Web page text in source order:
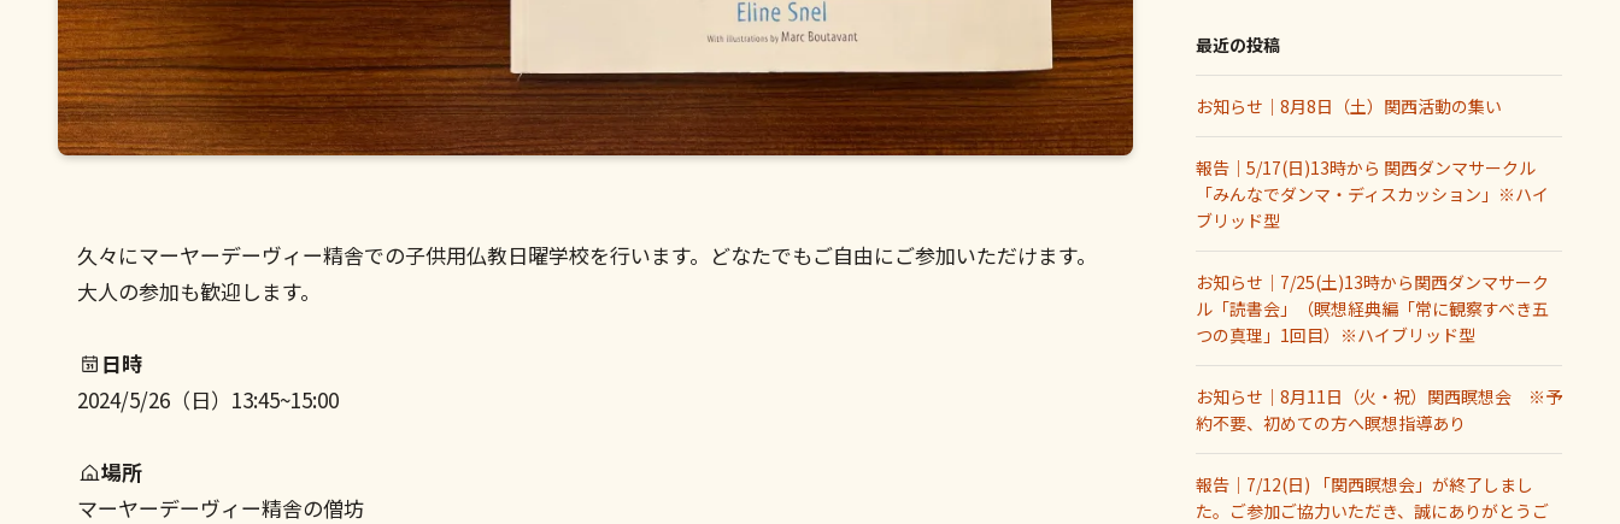
久々にマーヤーデーヴィー精舎での子供用仏教日曜学校を行います。どなたでもご自由にご参加いただけます。
大人の参加も歓迎します。
日時
2024/5/26（日）13:45~15:00
場所
マーヤーデーヴィー精舎の僧坊
最近の投稿
お知らせ｜8月8日（土）関西活動の集い
報告｜5/17(日)13時から 関西ダンマサークル
「みんなでダンマ・ディスカッション」※ハイ
ブリッド型
お知らせ｜7/25(土)13時から関西ダンマサーク
ル「読書会」（瞑想経典編「常に観察すべき五
つの真理」1回目）※ハイブリッド型
お知らせ｜8月11日（火・祝）関西瞑想会 ※予
約不要、初めての方へ瞑想指導あり
報告｜7/12(日) 「関西瞑想会」が終了しまし
た。ご参加ご協力いただき、誠にありがとうご